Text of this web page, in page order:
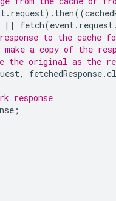
. request). then((
|| fetch(event. request
to the
a copy of the
the original as the
, fetchedResponse.
response
;